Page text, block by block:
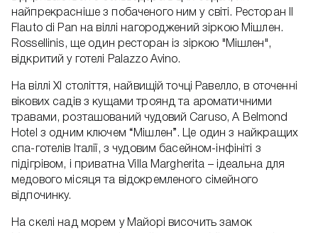
найпрекрасніше з побаченого ним у світі. Ресторан Il
Flauto di Pan на віллі нагороджений зіркою Мішлен.
Rossellinis, ще один ресторан із зіркою "Мішлен",
відкритий у готелі Palazzo Avino.
На віллі XI століття, найвищій точці Равелло, в оточенні
вікових садів з кущами троянд та ароматичними
травами, розташований чудовий Caruso, A Belmond
Hotel з одним ключем “Мішлен”. Це один з найкращих
спа-готелів Італії, з чудовим басейном-інфініті з
підігрівом, і приватна Villa Margherita – ідеальна для
медового місяця та відокремленого сімейного
відпочинку.
На скелі над морем у Майорі височить замок